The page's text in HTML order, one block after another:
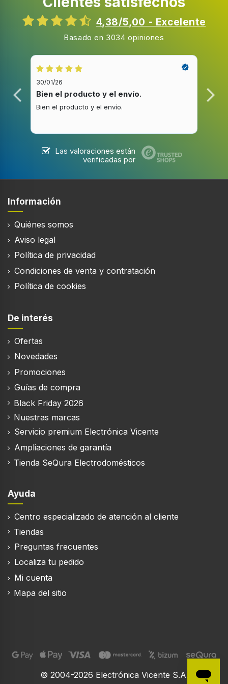
Diseño
Encastrada
Color del producto
Pantalla incorporada
Aluminio
Alumbrado
Potencia de bombilla
Número de bombillas
Tipo de bombilla
Eficiencia energética
Clase de eficiencia de energía
Carga conectada
Peso y dimensiones
Ancho
702 mm
Profundidad
200 mm
4,38/5,00 - Excelente
Basado en 3034 opiniones
30/01/26
Bien el producto y el envío.
Bien el producto y el envío.
Las valoraciones están
verificadas por
Información
Quiénes somos
Aviso legal
Política de privacidad
Condiciones de venta y contratación
Política de cookies
De interés
Ofertas
Novedades
Promociones
Guías de compra
Black Friday 2026
Nuestras marcas
Servicio premium Electrónica Vicente
Ampliaciones de garantía
Tienda SeQura Electrodomésticos
Ayuda
Centro especializado de atención al cliente
Tiendas
Preguntas frecuentes
Localiza tu pedido
Mi cuenta
Mapa del sitio
© 2004-2026 Electrónica Vicente S.A.